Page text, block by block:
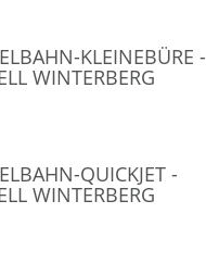
KLEINEBÜRE -
WINTERBERG
QUICKJET -
WINTERBERG